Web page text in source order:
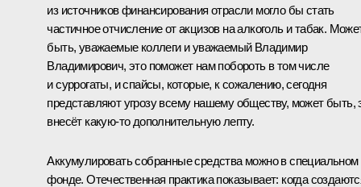
из источников финансирования отрасли могло бы стать
частичное отчисление от акцизов на алкоголь и табак.
быть, уважаемые коллеги и уважаемый Владимир
Владимирович, это поможет нам побороть в том числе
и суррогаты, и спайсы, которые, к сожалению, сегодня
представляют угрозу всему нашему обществу, может быть,
внесёт какую‑то дополнительную лепту.
Аккумулировать собранные средства можно в специальном
фонде. Отечественная практика показывает: когда